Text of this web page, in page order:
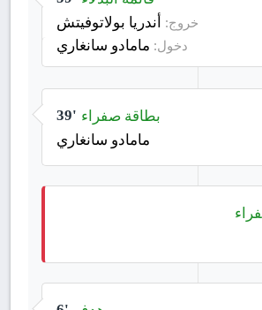
خروج: أندريا بولاتوفيتش
دخول: مامادو سانغاري
39' بطاقة صفراء
مامادو سانغاري